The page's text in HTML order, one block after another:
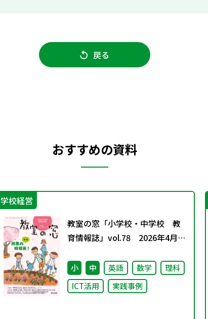
戻る
おすすめの資料
学校経営
教室の窓「小学校・中学校 教
育情報誌」vol.78 2026年4月発
行
小 中 英語 数学
理科
ICT活用
実践事例